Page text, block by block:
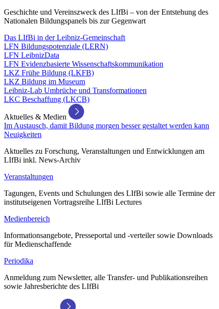
Geschichte und Vereinszweck des LIfBi – von der Entstehung des
Nationalen Bildungspanels bis zur Gegenwart
Das LIfBi in der Leibniz-Gemeinschaft
LFN Bildungspotenziale (LERN)
LFN LeibnizData
LFN Evidenzbasierte Wissenschaftskommunikation
LKZ Frühe Bildung (LKFB)
LKZ Bildung im Museum
Leibniz-Lab Umbrüche und Transformationen
LKC Beschaffung (LKCB)
Aktuelles & Medien
Im Austausch, damit Bildung morgen besser gestaltet werden kann
Neuigkeiten
Aktuelles zu Forschung, Veranstaltungen und Entwicklungen am
LIfBi inkl. News-Archiv
Veranstaltungen
Tagungen, Events und Schulungen des LIfBi sowie alle Termine der
institutseigenen Vortragsreihe LIfBi Lectures
Medienbereich
Informationsangebote, Presseportal und -verteiler sowie Downloads
für Medienschaffende
Periodika
Anmeldung zum Newsletter, alle Transfer- und Publikationsreihen
sowie Jahresberichte des LIfBi